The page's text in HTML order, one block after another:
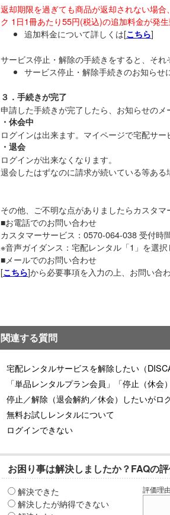
返却期限を過ぎても商品が返却されない場
ク 1日1冊あたり55円(税込)の追加料金が発生
追加料金について詳しくは[こちら]
サービス停止・解除の手続きをすると、それ
サービス停止・解除手続きのお知らせ
３．手続きが完了
申請した手続きが完了したら、お知らせのメ
・休会中
ログインは出来ます。マイページで宅配サ
・退会
ログインが出来なくなります。
退会したはずなのに請求が続いている等ある
その他、ご不明な点がありましたらカスタマ
■お電話でのお問い合わせ
カスタマーサービス：0570-064-038 受付時
※音声ガイダンス：宅配レンタル「1」を選択
■メールでのお問い合わせ
[こちら]から必要事項を入力の上、お問い合わ
関連する質問
宅配レンタルサービスを解除したい（
「単品レンタルプラン会員」「停止（休
停止／解除（退会解約／休会）したいがロ
無料お試しレンタルについて
ログインできない
お困り事は解決しましたか？FAQの評
解決できた
解決したが納得できない
評価理